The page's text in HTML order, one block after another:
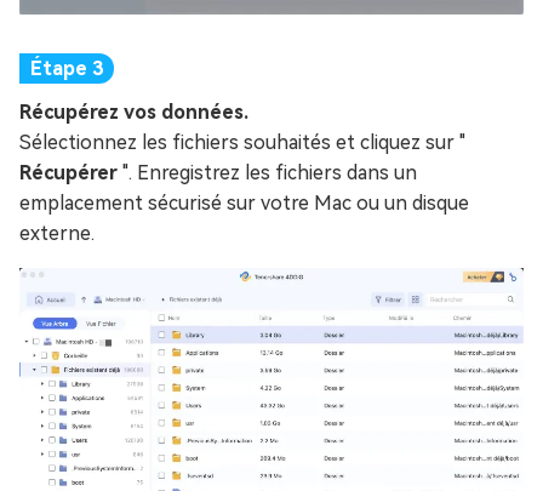
Récupérez vos données.
Sélectionnez les fichiers souhaités et cliquez sur "
Récupérer ". Enregistrez les fichiers dans un
emplacement sécurisé sur votre Mac ou un disque
externe.